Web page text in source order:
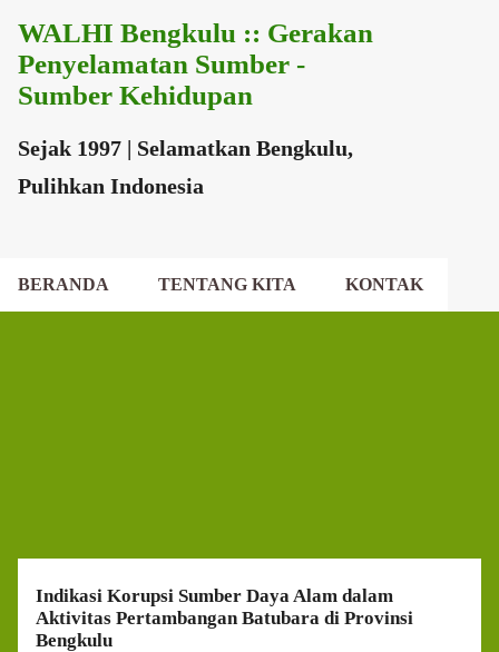
Langsung ke konten utama
WALHI Bengkulu :: Gerakan
Penyelamatan Sumber -
Sumber Kehidupan
Sejak 1997 | Selamatkan Bengkulu,
Pulihkan Indonesia
BERANDA TENTANG KITA KONTAK
Indikasi Korupsi Sumber Daya Alam dalam
Aktivitas Pertambangan Batubara di Provinsi
Bengkulu